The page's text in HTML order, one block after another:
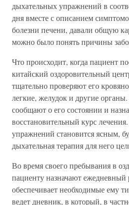
дыхательных упражнений в
дня вместе с описанием
болезни печени, давали общую
можно было понять причины
Что происходит, когда пациент
китайский оздоровительный
тщательно проверяют его
легкие, желудок и другие
сообщают о его состоянии и
восстановительный курс
упражнений становится ясным,
дыхательная терапия для него
Во время своего пребывания в
пациенту назначают
обеспечивает необходимые ему
ведет дневник, в который, в